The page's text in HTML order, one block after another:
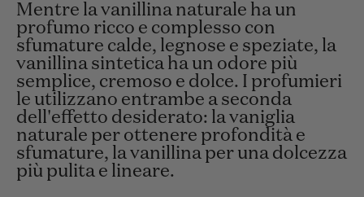
Mentre la vanillina naturale ha un
profumo ricco e complesso con
sfumature calde, legnose e speziate, la
vanillina sintetica ha un odore più
semplice, cremoso e dolce. I profumieri
le utilizzano entrambe a seconda
dell'effetto desiderato: la vaniglia
naturale per ottenere profondità e
sfumature, la vanillina per una dolcezza
più pulita e lineare.